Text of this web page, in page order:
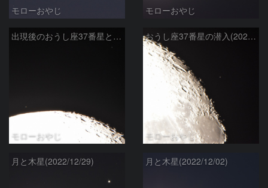
モローおやじ モローおやじ
出現後のおうし座37番星と39番星(2023/01/03)
モローおやじ
おうし座37番星の潜入(2023/01/03)
モローおやじ
月と木星(2022/12/29) 月と木星(2022/12/02)